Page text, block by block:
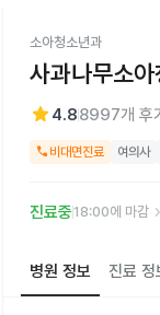
소아청소년과
사과나무소
star 4.88997개 후
call 비대면진료 여의사
진료중 18:00에 마감
병원 정보 진료 정